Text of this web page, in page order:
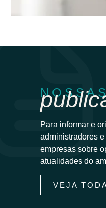
Para informar e
administradores
empresas sobre
atualidades do
VEJA